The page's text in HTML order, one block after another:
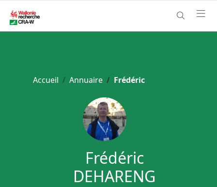
Accueil Annuaire Frédéric
Frédéric
DEHARENG